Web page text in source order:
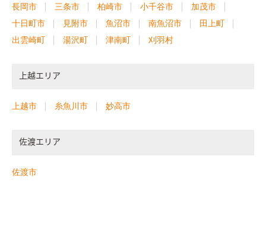
長岡市 三条市 柏崎市 小千谷市
加茂市
十日町市
見附市 魚沼市 南魚沼市
田上町
出雲崎町
湯沢町 津南町 刈羽村
上越エリア
上越市 糸魚川市 妙高市
佐渡エリア
佐渡市